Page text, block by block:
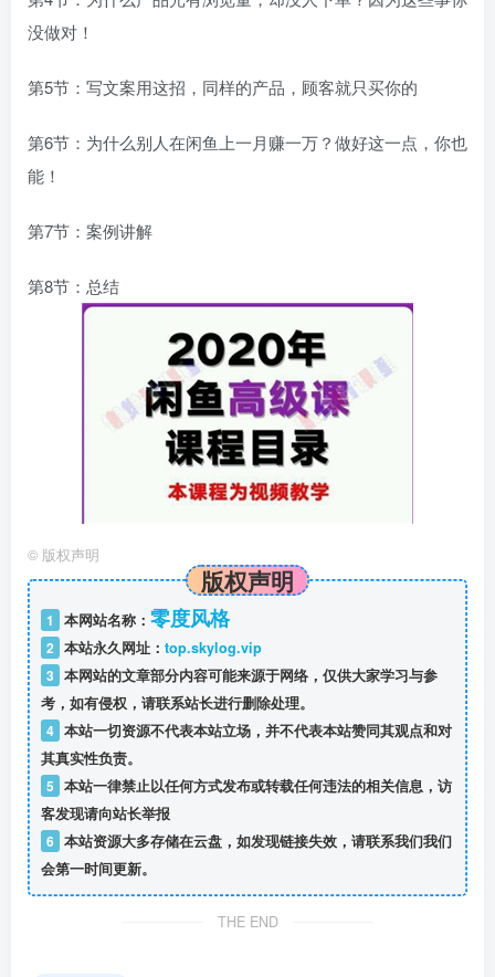
没做对！
第5节：写文案用这招，同样的产品，顾客就只买你的
第6节：为什么别人在闲鱼上一月赚一万？做好这一点，你也
能！
第7节：案例讲解
第8节：总结
© 版权声明
版权声明
1 本网站名称： 零度风格
2 本站永久网址： top.skylog.vip
3 本网站的文章部分内容可能来源于网络，仅供大家学习与参
考，如有侵权，请联系站长进行删除处理。
4 本站一切资源不代表本站立场，并不代表本站赞同其观点和对
其真实性负责。
5 本站一律禁止以任何方式发布或转载任何违法的相关信息，访
客发现请向站长举报
6 本站资源大多存储在云盘，如发现链接失效，请联系我们我们
会第一时间更新。
THE END